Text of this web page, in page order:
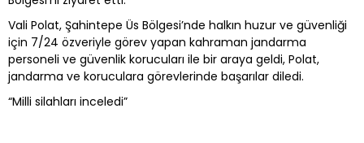
Vali Polat, Şahintepe Üs Bölgesi’nde halkın huzur ve güvenliği
için 7/24 özveriyle görev yapan kahraman jandarma
personeli ve güvenlik korucuları ile bir araya geldi, Polat,
jandarma ve koruculara görevlerinde başarılar diledi.
“Milli silahları inceledi”